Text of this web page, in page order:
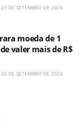
27 DE SETEMBRO DE 2024
moeda de 1
valer mais de R$
26 DE SETEMBRO DE 2024